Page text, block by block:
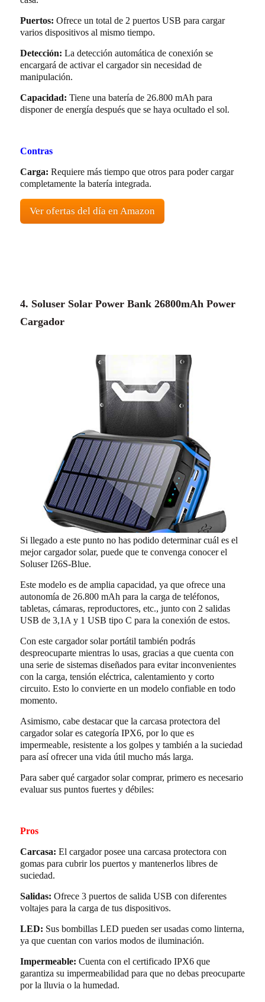
Puertos: Ofrece un total de 2 puertos USB para cargar
varios dispositivos al mismo tiempo.
Detección: La detección automática de conexión se
encargará de activar el cargador sin necesidad de
manipulación.
Capacidad: Tiene una batería de 26.800 mAh para
disponer de energía después que se haya ocultado el sol.
Contras
Carga: Requiere más tiempo que otros para poder cargar
completamente la batería integrada.
Ver ofertas del día en Amazon
4. Soluser Solar Power Bank 26800mAh Power
Cargador
Si llegado a este punto no has podido determinar cuál es el
mejor cargador solar, puede que te convenga conocer el
Soluser I26S-Blue.
Este modelo es de amplia capacidad, ya que ofrece una
autonomía de 26.800 mAh para la carga de teléfonos,
tabletas, cámaras, reproductores, etc., junto con 2 salidas
USB de 3,1A y 1 USB tipo C para la conexión de estos.
Con este cargador solar portátil también podrás
despreocuparte mientras lo usas, gracias a que cuenta con
una serie de sistemas diseñados para evitar inconvenientes
con la carga, tensión eléctrica, calentamiento y corto
circuito. Esto lo convierte en un modelo confiable en todo
momento.
Asimismo, cabe destacar que la carcasa protectora del
cargador solar es categoría IPX6, por lo que es
impermeable, resistente a los golpes y también a la suciedad
para así ofrecer una vida útil mucho más larga.
Para saber qué cargador solar comprar, primero es necesario
evaluar sus puntos fuertes y débiles:
Pros
Carcasa: El cargador posee una carcasa protectora con
gomas para cubrir los puertos y mantenerlos libres de
suciedad.
Salidas: Ofrece 3 puertos de salida USB con diferentes
voltajes para la carga de tus dispositivos.
LED: Sus bombillas LED pueden ser usadas como linterna,
ya que cuentan con varios modos de iluminación.
Impermeable: Cuenta con el certificado IPX6 que
garantiza su impermeabilidad para que no debas preocuparte
por la lluvia o la humedad.